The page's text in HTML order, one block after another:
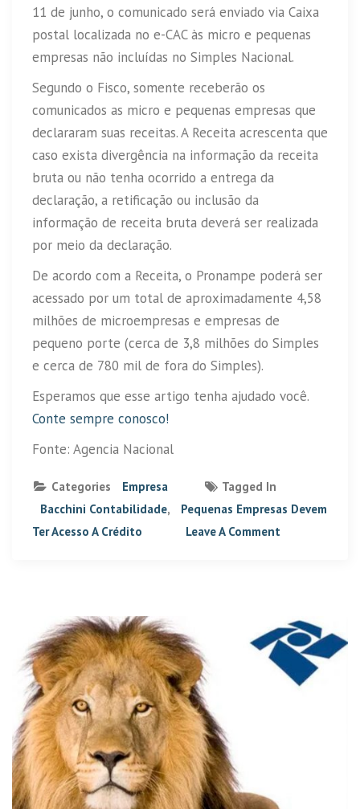
11 de junho, o comunicado será enviado via Caixa
postal localizada no e-CAC às micro e pequenas
empresas não incluídas no Simples Nacional.
Segundo o Fisco, somente receberão os
comunicados as micro e pequenas empresas que
declararam suas receitas. A Receita acrescenta que
caso exista divergência na informação da receita
bruta ou não tenha ocorrido a entrega da
declaração, a retificação ou inclusão da
informação de receita bruta deverá ser realizada
por meio da declaração.
De acordo com a Receita, o Pronampe poderá ser
acessado por um total de aproximadamente 4,58
milhões de microempresas e empresas de
pequeno porte (cerca de 3,8 milhões do Simples
e cerca de 780 mil de fora do Simples).
Esperamos que esse artigo tenha ajudado você.
Conte sempre conosco!
Fonte: Agencia Nacional
Categories Empresa
Tagged In
Bacchini Contabilidade,
Pequenas Empresas Devem
Ter Acesso A Crédito
Leave A Comment